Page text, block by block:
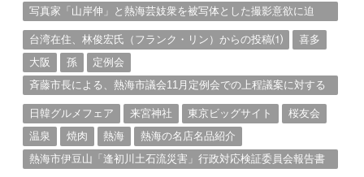
写真家「山岸伸」と熱海芸妓衆を被写体とした撮影意欲に迫
台湾在住、林俊宏氏（フランク・リン）からの投稿⑴
喜多
大阪
孫
定例会
斉藤市長による、熱海市議会11月定例会での上程議案に対する
日韓グルメフェア
来宮神社 東京ビッグサイト
桜友会
温泉
焼肉 熱海
熱海の名店名品紹介
熱海市伊豆山「逢初川土石流災害」行政対応検証委員会報告書